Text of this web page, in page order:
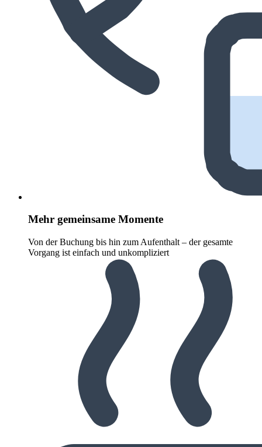
Mehr gemeinsame Momente
Von der Buchung bis hin zum Aufenthalt – der gesamte
Vorgang ist einfach und unkompliziert